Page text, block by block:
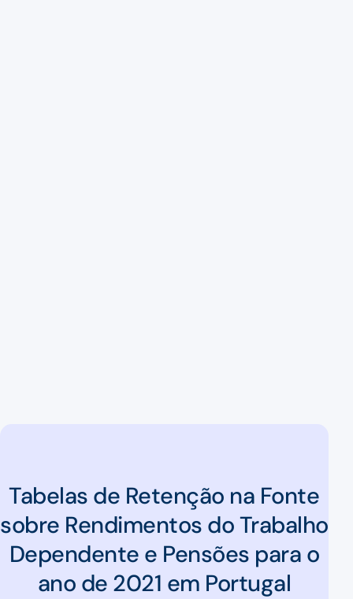
Tabelas de Retenção na Fonte
sobre Rendimentos do Trabalho
Dependente e Pensões para o
ano de 2021 em Portugal